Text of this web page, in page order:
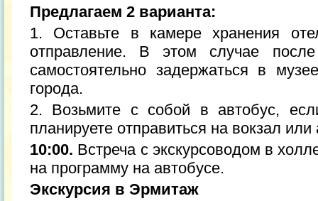
Предлагаем 2 варианта:
1. Оставьте в камере хранения
отправление. В этом случае
самостоятельно задержаться в
города.
2. Возьмите с собой в автобус,
планируете отправиться на вокзал или
10:00. Встреча с экскурсоводом в
на программу на автобусе.
Экскурсия в Эрмитаж